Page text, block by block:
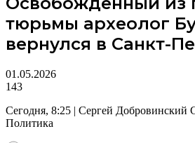
тюрьмы археолог
вернулся в Санкт-
01.05.2026
143
Сегодня, 8:25 | Сергей Добровинский
Политика